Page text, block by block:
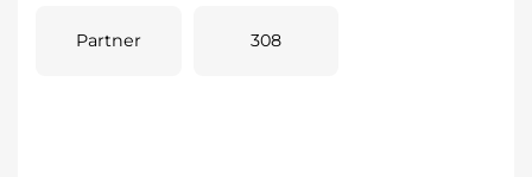
Partner 308